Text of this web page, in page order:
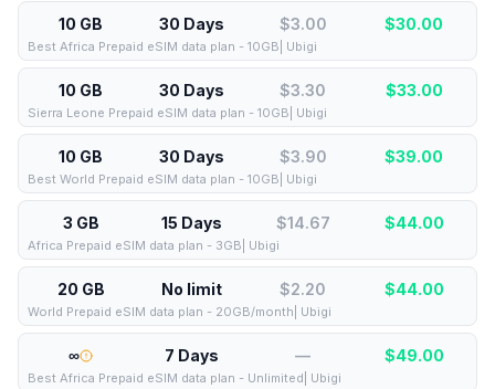
10 GB 30 Days $3.00 $30.00
Best Africa Prepaid eSIM data plan - 10GB| Ubigi
10 GB 30 Days $3.30 $33.00
Sierra Leone Prepaid eSIM data plan - 10GB| Ubigi
10 GB 30 Days $3.90 $39.00
Best World Prepaid eSIM data plan - 10GB| Ubigi
3 GB 15 Days $14.67 $44.00
Africa Prepaid eSIM data plan - 3GB| Ubigi
20 GB No limit $2.20 $44.00
World Prepaid eSIM data plan - 20GB/month| Ubigi
∞ 7 Days — $49.00
Best Africa Prepaid eSIM data plan - Unlimited| Ubigi